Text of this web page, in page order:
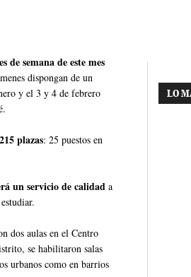
semana de este mes
dispongan de un
y el 3 y 4 de febrero
215 plazas: 25 puestos en
un servicio de calidad a
dos aulas en el Centro
se habilitaron salas
urbanos como en barrios
LO